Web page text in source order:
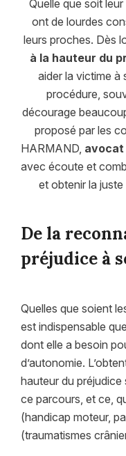
Quelle que soit
ont de lourdes
leurs proches. Dès
à la hauteur du
aider la victime à
procédure,
décourage
proposé par les
HARMAND, avocat
avec écoute et
et obtenir la
De la
préjudice à
Quelles que soient
est indispensable
dont elle a besoin
d’autonomie.
hauteur du préjudice
ce parcours, et ce,
(handicap moteur,
(traumatismes